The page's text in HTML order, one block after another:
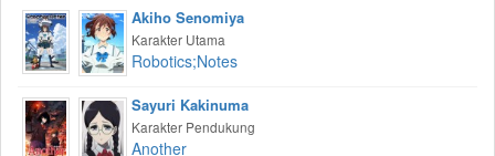
Akiho Senomiya
Karakter Utama
Robotics;Notes
Sayuri Kakinuma
Karakter Pendukung
Another